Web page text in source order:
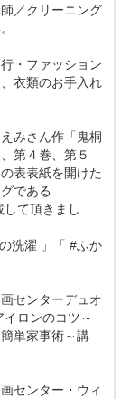
／クリーニング
・ファッション
衣類のお手入れ
みさん作「鬼桐
第４巻、第５
表表紙を開けた
である
して頂きまし
洗濯 」「 #ふか
センターデュオ
ロンのコツ～
単家事術～講
センター・ウィ